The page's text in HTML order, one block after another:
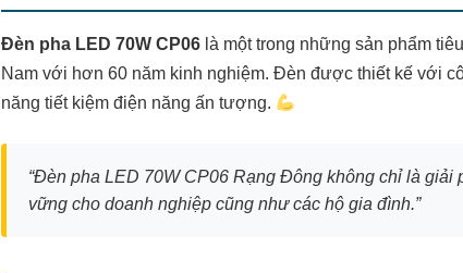
Đèn pha LED 70W CP06là một trong những sản phẩm
Nam với hơn 60 năm kinh nghiệm. Đèn được thiết kế với
năng tiết kiệm điện năng ấn tượng.
“Đèn pha LED 70W CP06 Rạng Đông không chỉ là
vững cho doanh nghiệp cũng như các hộ gia đình.”